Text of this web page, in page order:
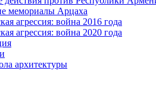
мемориалы Арцаха
агрессия: война 2016 года
агрессия: война 2020 года
архитектуры